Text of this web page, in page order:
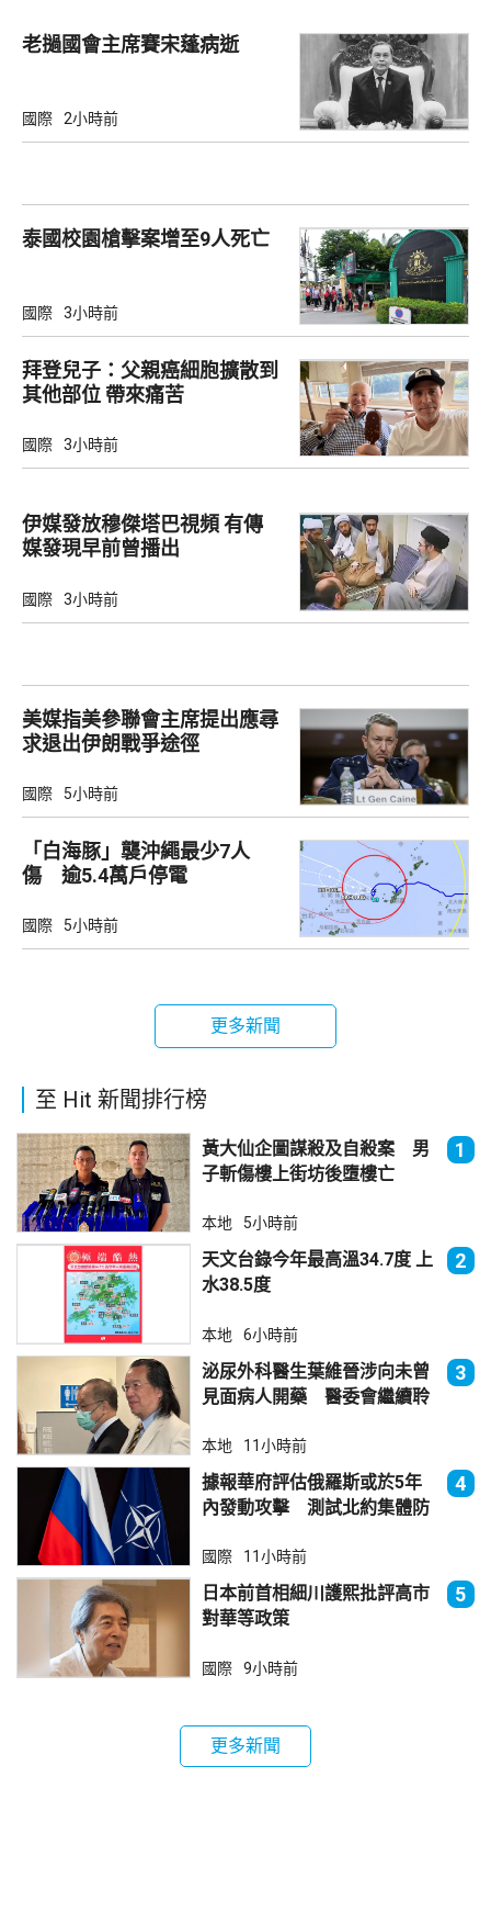
老撾國會主席賽宋蓬病逝
國際 2小時前
泰國校園槍擊案增至9人死亡
國際 3小時前
拜登兒子：父親癌細胞擴散到
其他部位 帶來痛苦
國際 3小時前
伊媒發放穆傑塔巴視頻 有傳
媒發現早前曾播出
國際 3小時前
美媒指美參聯會主席提出應尋
求退出伊朗戰爭途徑
國際 5小時前
「白海豚」襲沖繩最少7人
傷 逾5.4萬戶停電
國際 5小時前
更多新聞
至 Hit 新聞排行榜
黃大仙企圖謀殺及自殺案 男
子斬傷樓上街坊後墮樓亡
1
本地 5小時前
天文台錄今年最高溫34.7度 上
水38.5度
2
本地 6小時前
泌尿外科醫生葉維晉涉向未曾
見面病人開藥 醫委會繼續聆
3
本地 11小時前
據報華府評估俄羅斯或於5年
內發動攻擊 測試北約集體防
4
國際 11小時前
日本前首相細川護熙批評高市
對華等政策
5
國際 9小時前
更多新聞